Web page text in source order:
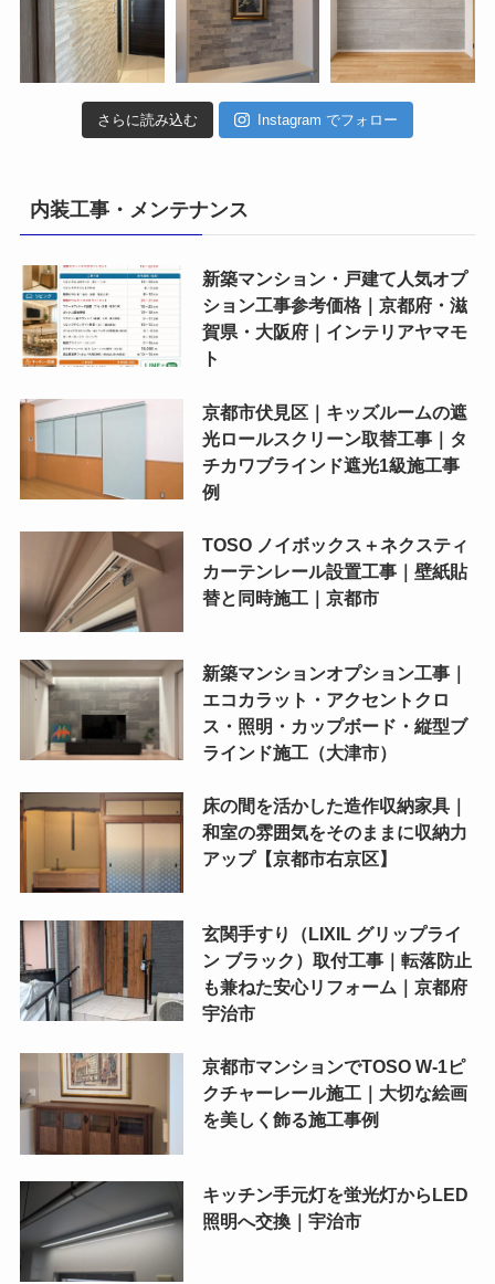
さらに読み込む Instagram でフォロー
内装工事・メンテナンス
新築マンション・戸建て人気オプ
ション工事参考価格｜京都府・滋
賀県・大阪府｜インテリアヤマモ
ト
京都市伏見区｜キッズルームの遮
光ロールスクリーン取替工事｜タ
チカワブラインド遮光1級施工事
例
TOSO ノイボックス＋ネクスティ
カーテンレール設置工事｜壁紙貼
替と同時施工｜京都市
新築マンションオプション工事｜
エコカラット・アクセントクロ
ス・照明・カップボード・縦型ブ
ラインド施工（大津市）
床の間を活かした造作収納家具｜
和室の雰囲気をそのままに収納力
アップ【京都市右京区】
玄関手すり（LIXIL グリップライ
ン ブラック）取付工事｜転落防止
も兼ねた安心リフォーム｜京都府
宇治市
京都市マンションでTOSO W-1ピ
クチャーレール施工｜大切な絵画
を美しく飾る施工事例
キッチン手元灯を蛍光灯からLED
照明へ交換｜宇治市